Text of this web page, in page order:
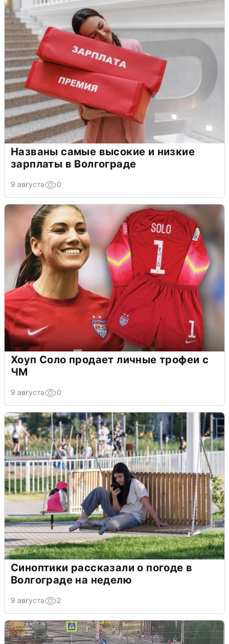
Названы самые высокие и низкие
зарплаты в Волгограде
9 августа 0
Хоуп Соло продает личные трофеи с
ЧМ
9 августа 0
Синоптики рассказали о погоде в
Волгограде на неделю
9 августа 2